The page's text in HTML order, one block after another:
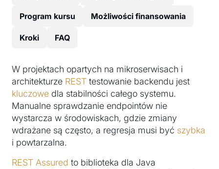
Program kursu Możliwości finansowania
Kroki FAQ
W projektach opartych na mikroserwisach i
architekturze REST testowanie backendu jest
kluczowe dla stabilności całego systemu.
Manualne sprawdzanie endpointów nie
wystarcza w środowiskach, gdzie zmiany
wdrażane są często, a regresja musi być szybka
i powtarzalna.
REST Assured to biblioteka dla Java